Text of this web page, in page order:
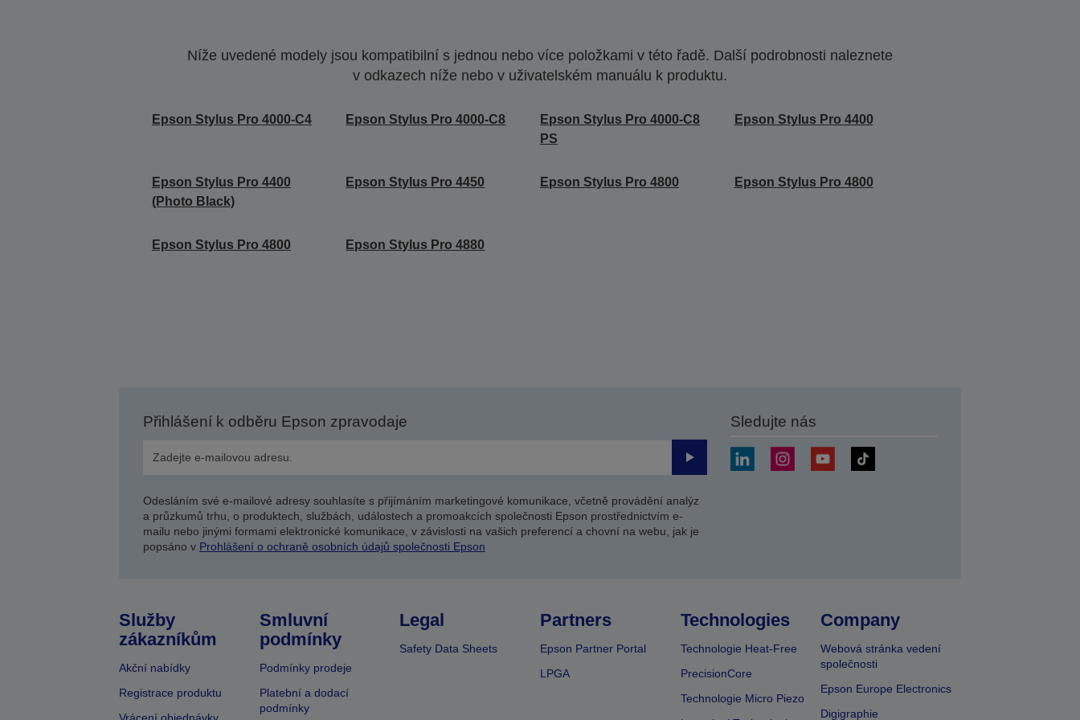
Níže uvedené modely jsou kompatibilní s jednou nebo více položkami v této řadě. Další podrobnosti naleznete
v odkazech níže nebo v uživatelském manuálu k produktu.
Epson Stylus Pro 4000-C4 Epson Stylus Pro 4000-C8
Epson Stylus Pro 4000-C8
PS
Epson Stylus Pro 4400
Epson Stylus Pro 4400
(Photo Black)
Epson Stylus Pro 4450 Epson Stylus Pro 4800 Epson Stylus Pro 4800
Epson Stylus Pro 4800 Epson Stylus Pro 4880
Přihlášení k odběru Epson zpravodaje
Odeslat
Odesláním své e-mailové adresy souhlasíte s přijímáním marketingové komunikace, včetně provádění analýz
a průzkumů trhu, o produktech, službách, událostech a promoakcích společnosti Epson prostřednictvím e-
mailu nebo jinými formami elektronické komunikace, v závislosti na vašich preferencí a chovní na webu, jak je
popsáno v Prohlášení o ochraně osobních údajů společnosti Epson
Sledujte nás
Služby
zákazníkům
Akční nabídky
Registrace produktu
Smluvní
podmínky
Podmínky prodeje
Platební a dodací
podmínky
Legal
Safety Data Sheets
Partners
Epson Partner Portal
LPGA
Technologies
Technologie Heat-Free
PrecisionCore
Technologie Micro Piezo
Company
Webová stránka vedení
společnosti
Epson Europe Electronics
Digigraphie